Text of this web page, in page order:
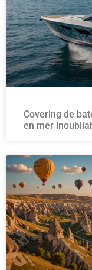
Covering de
en mer